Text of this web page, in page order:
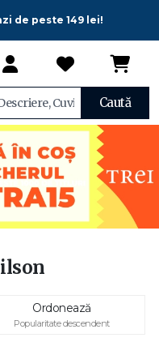
de peste 149 lei!
Caută
Ordonează
Popularitate descendent